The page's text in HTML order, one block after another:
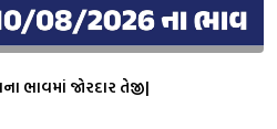
ભાવમાં જોરદાર તેજી|